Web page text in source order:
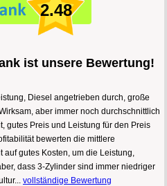
2.48
ist unsere Bewertung!
Diesel angetrieben durch, große
aber immer noch durchschnittlich
gutes Preis und Leistung für den Preis
bewerten die mittlere
auf gutes Kosten, um die Leistung,
dass 3-Zylinder sind immer niedriger
vollständige Bewertung